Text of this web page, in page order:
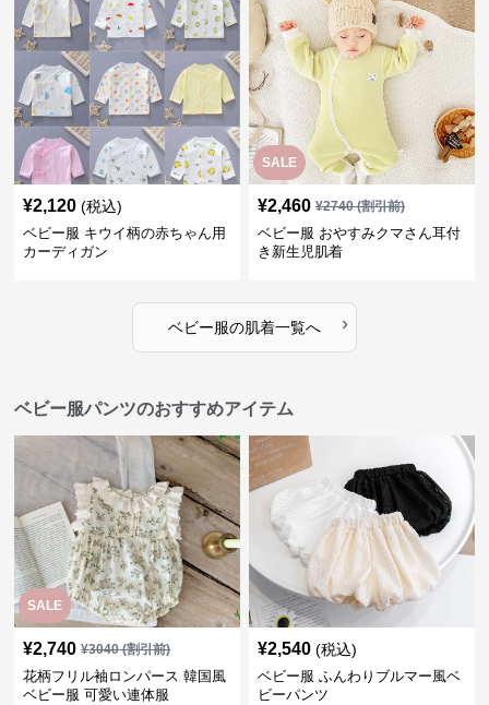
¥2,120 (税込)
ベビー服 キウイ柄の赤ちゃん用
カーディガン
SALE
¥2,460 ¥2740(割引前)
ベビー服 おやすみクマさん耳付
き新生児肌着
ベビー服の肌着一覧へ ›
ベビー服パンツのおすすめアイテム
SALE
¥2,740 ¥3040(割引前)
花柄フリル袖ロンパース 韓国風
ベビー服 可愛い連体服
¥2,540 (税込)
ベビー服 ふんわりブルマー風ベ
ビーパンツ